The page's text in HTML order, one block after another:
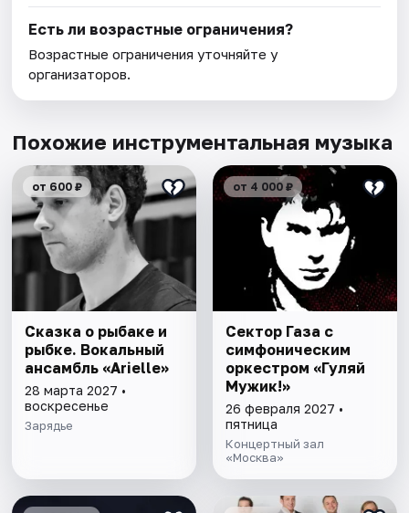
Есть ли возрастные ограничения?
Возрастные ограничения уточняйте у
организаторов.
Похожие инструментальная музыка
от 600 ₽
Сказка о рыбаке и
рыбке. Вокальный
ансамбль «Arielle»
28 марта 2027 •
воскресенье
Зарядье
от 4 000 ₽
Сектор Газа с
симфоническим
оркестром «Гуляй
Мужик!»
26 февраля 2027 •
пятница
Концертный зал
«Москва»